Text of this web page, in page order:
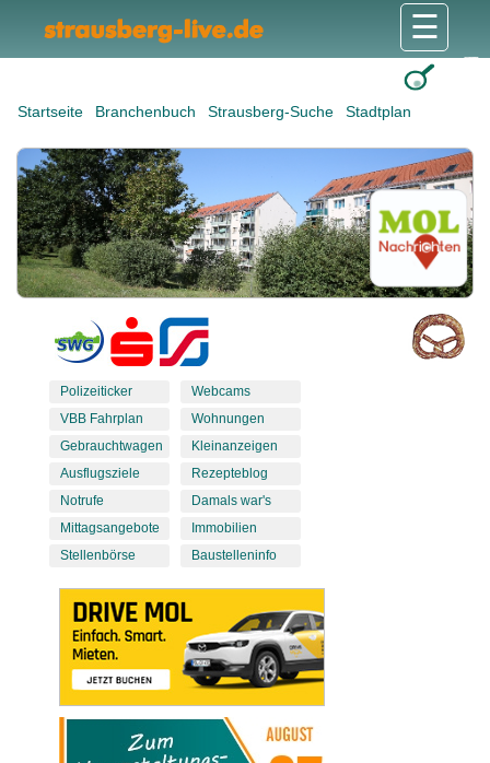
Startseite Branchenbuch Strausberg-Suche Stadtplan
☰
Polizeiticker
VBB Fahrplan
Gebrauchtwagen
Ausflugsziele
Notrufe
Mittagsangebote
Stellenbörse
Webcams
Wohnungen
Kleinanzeigen
Rezepteblog
Damals war's
Immobilien
Baustelleninfo